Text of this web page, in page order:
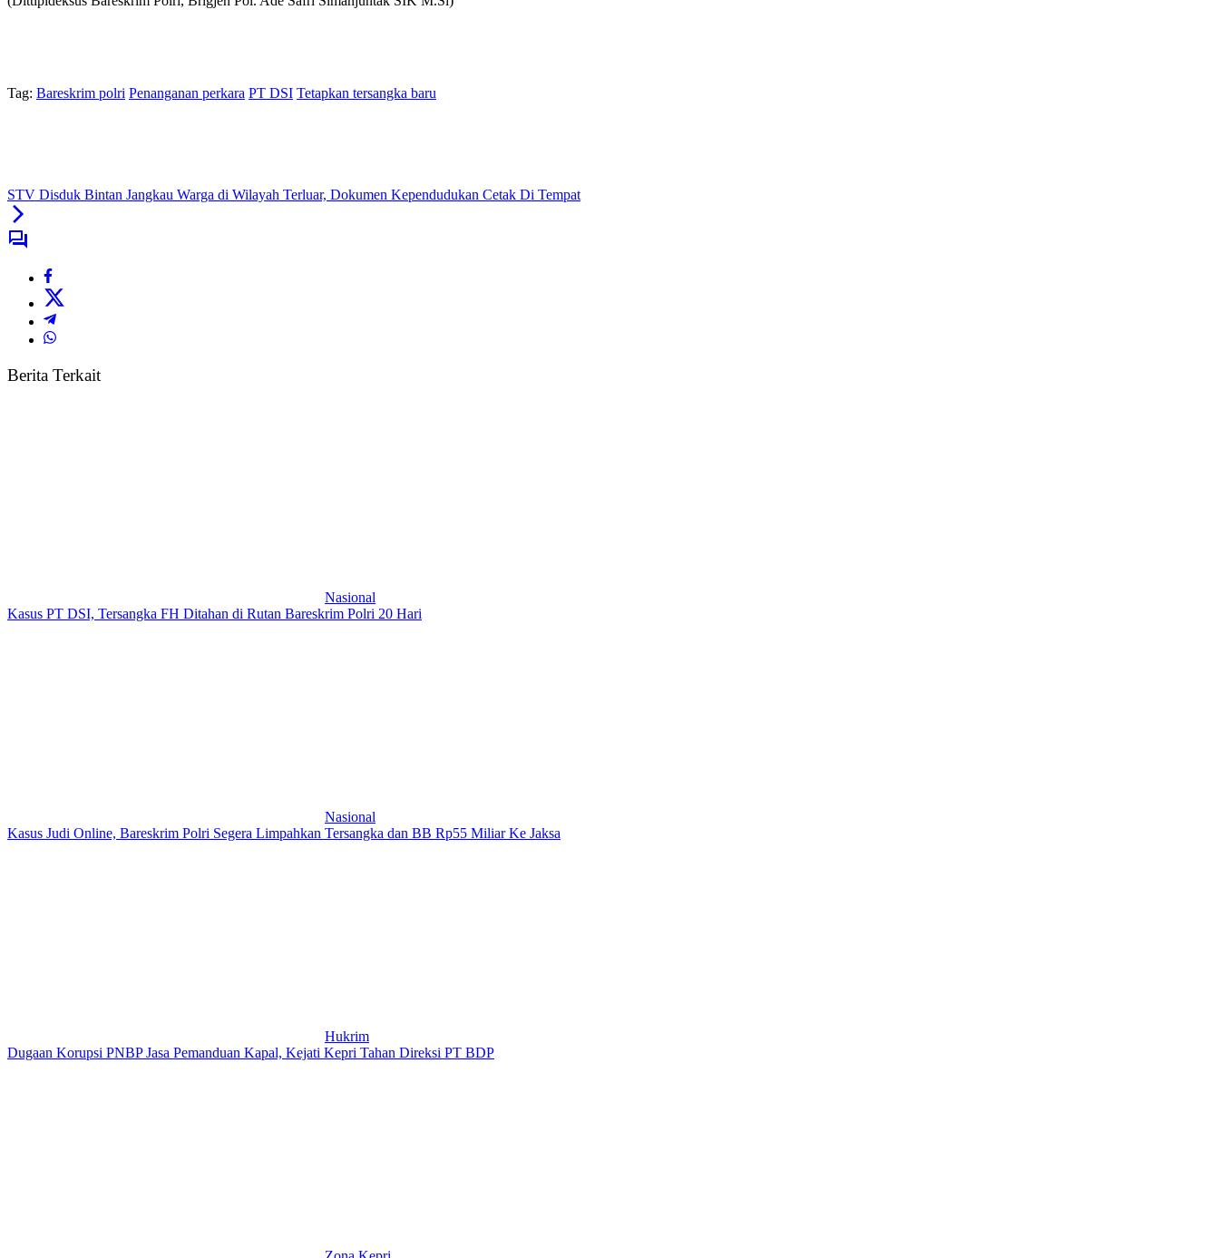
Tag: Bareskrim polri Penanganan perkara PT DSI Tetapkan tersangka baru
STV Disduk Bintan Jangkau Warga di Wilayah Terluar, Dokumen Kependudukan Cetak Di Tempat
Berita Terkait
Nasional
Kasus PT DSI, Tersangka FH Ditahan di Rutan Bareskrim Polri 20 Hari
Nasional
Kasus Judi Online, Bareskrim Polri Segera Limpahkan Tersangka dan BB Rp55 Miliar Ke Jaksa
Hukrim
Dugaan Korupsi PNBP Jasa Pemanduan Kapal, Kejati Kepri Tahan Direksi PT BDP